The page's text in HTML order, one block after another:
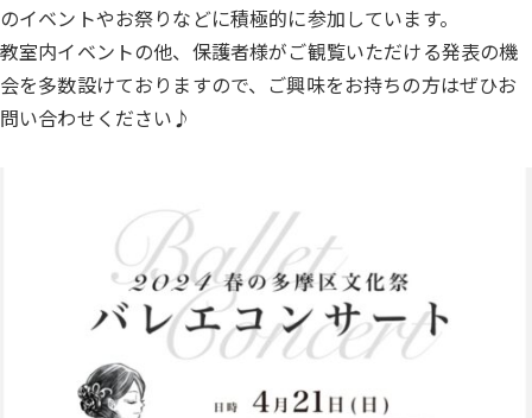
のイベントやお祭りなどに積極的に参加しています。
教室内イベントの他、保護者様がご観覧いただける発表の機
会を多数設けておりますので、ご興味をお持ちの方はぜひお
問い合わせください♪